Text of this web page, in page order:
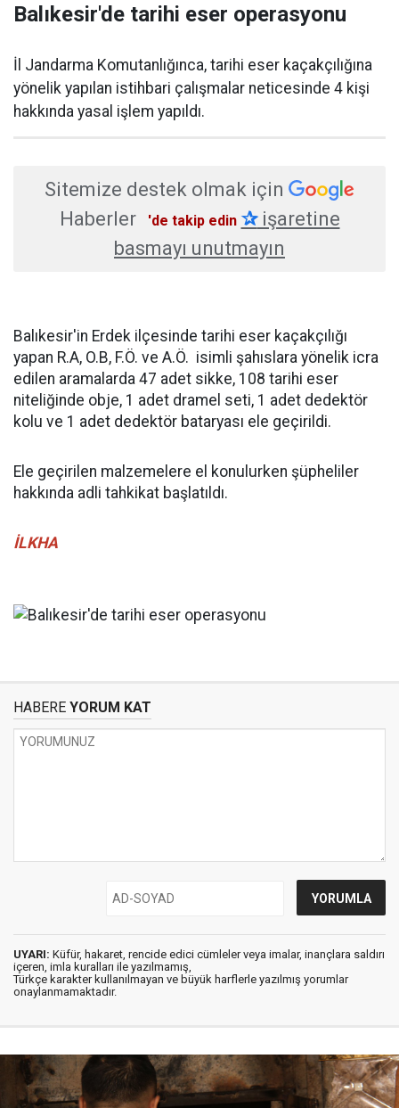
Balıkesir'de tarihi eser operasyonu
​İl Jandarma Komutanlığınca, tarihi eser kaçakçılığına
yönelik yapılan istihbari çalışmalar neticesinde 4 kişi
hakkında yasal işlem yapıldı.
Sitemize destek olmak için
Haberler
'de takip edin ✰işaretine
basmayı unutmayın
Balıkesir'in Erdek ilçesinde tarihi eser kaçakçılığı
yapan R.A, O.B, F.Ö. ve A.Ö. isimli şahıslara yönelik icra
edilen aramalarda 47 adet sikke, 108 tarihi eser
niteliğinde obje, 1 adet dramel seti, 1 adet dedektör
kolu ve 1 adet dedektör bataryası ele geçirildi.
Ele geçirilen malzemelere el konulurken şüpheliler
hakkında adli tahkikat başlatıldı.
İLKHA
HABERE YORUM KAT
UYARI: Küfür, hakaret, rencide edici cümleler veya imalar, inançlara saldırı
içeren, imla kuralları ile yazılmamış,
Türkçe karakter kullanılmayan ve büyük harflerle yazılmış yorumlar
onaylanmamaktadır.